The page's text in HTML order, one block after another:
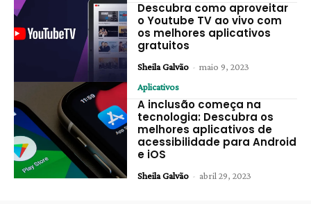
Descubra como aproveitar
o Youtube TV ao vivo com
os melhores aplicativos
gratuitos
Sheila Galvão - maio 9, 2023
Aplicativos
A inclusão começa na
tecnologia: Descubra os
melhores aplicativos de
acessibilidade para Android
e iOS
Sheila Galvão - abril 29, 2023